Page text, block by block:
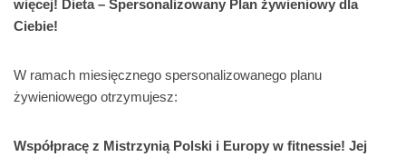
więcej! Dieta – Spersonalizowany Plan żywieniowy dla
Ciebie!
W ramach miesięcznego spersonalizowanego planu
żywieniowego otrzymujesz:
Współpracę z Mistrzynią Polski i Europy w fitnessie! Jej